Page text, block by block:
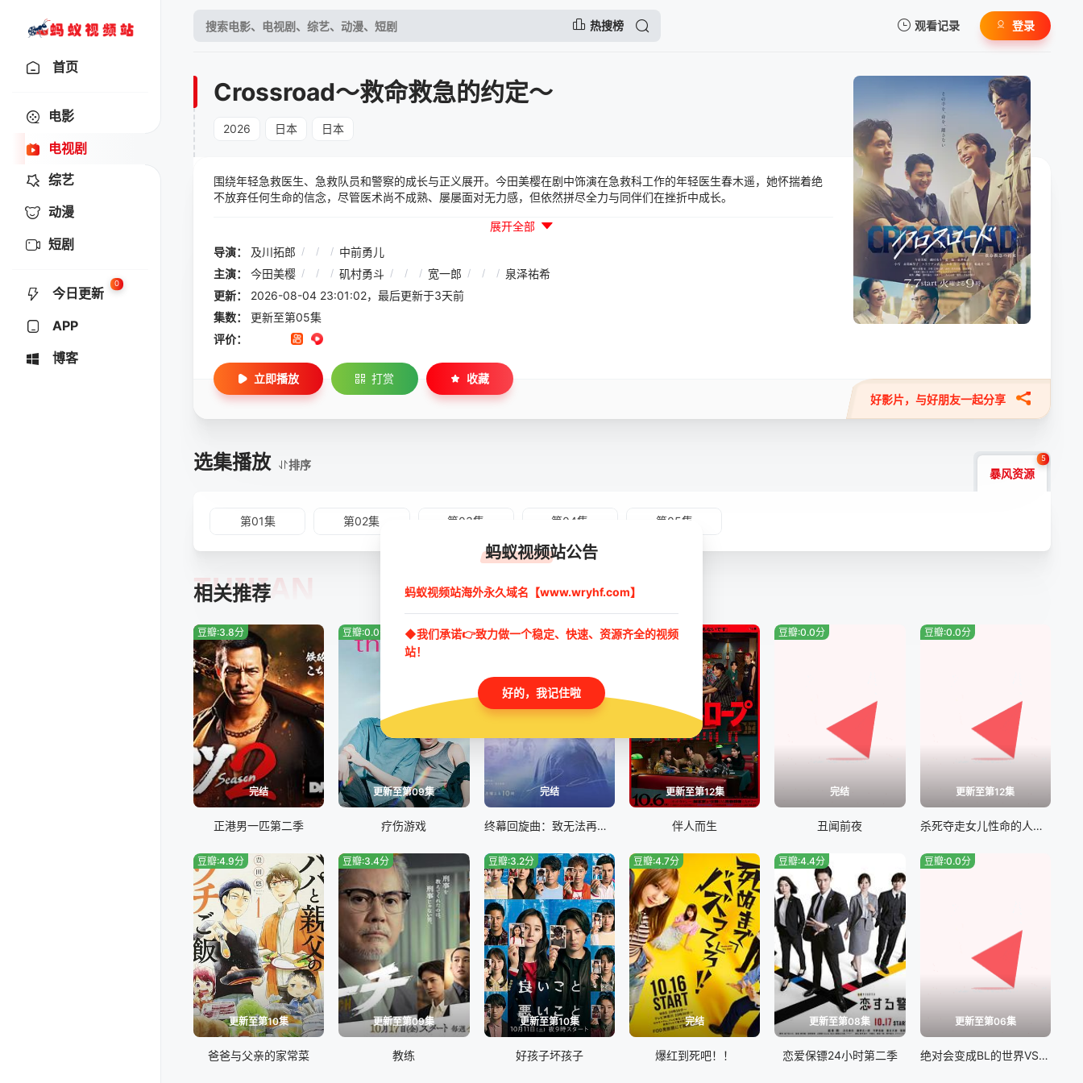
热搜榜 观看记录
暂无观看影片的记录
登录
首页
电影
电视剧
综艺
动漫
短剧
今日更新
0
APP
博客
Crossroad～救命救急的约定～
2026 日本 日本
围绕年轻急救医生、急救队员和警察的成长与正义展开。今田美樱在剧中饰演在急救科工作的年轻医生春木遥，她怀揣着绝
不放弃任何生命的信念，尽管医术尚不成熟、屡屡面对无力感，但依然拼尽全力与同伴们在挫折中成长。
展开全部
导演：
及川拓郎 / / / 中前勇儿
主演：
今田美樱 / / / 矶村勇斗 / / / 宽一郎 / / / 泉泽祐希
更新：
2026-08-04 23:01:02，最后更新于3天前
集数：
更新至第05集
评价：
好影片，与好朋友一起分享
立即播放 打赏 收藏
选集播放 排序
暴风资源
5
第01集 第02集 第03集 第04集 第05集
相关推荐
TUIJIAN
完结
豆瓣:3.8分
正港男一匹第二季
更新至第09集
豆瓣:0.0分
疗伤游戏
完结
豆瓣:4.8分
终幕回旋曲：致无法再见的你
更新至第12集
豆瓣:0.0分
伴人而生
完结
豆瓣:0.0分
丑闻前夜
更新至第12集
豆瓣:0.0分
杀死夺走女儿性命的人是罪吗？
更新至第10集
豆瓣:4.9分
爸爸与父亲的家常菜
更新至第09集
豆瓣:3.4分
教练
更新至第10集
豆瓣:3.2分
好孩子坏孩子
完结
豆瓣:4.7分
爆红到死吧！！
更新至第08集
豆瓣:4.4分
恋爱保镖24小时第二季
更新至第06集
豆瓣:0.0分
绝对会变成BL的世界VS绝不想变成BL的男人最终章
蚂蚁视频站公告
蚂蚁视频站海外永久域名【www.wryhf.com】
◆我们承诺👉致力做一个稳定、快速、资源齐全的视频
站！
好的，我记住啦